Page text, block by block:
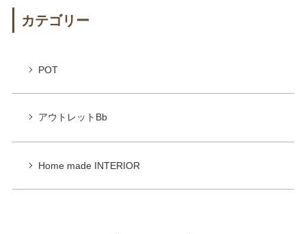
カテゴリー
POT
アウトレットBb
Home made INTERIOR